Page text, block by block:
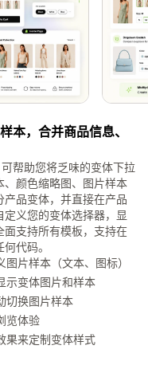
本，合并商品信息、
帮助您将乏味的变体下拉
颜色缩略图、图片样本
品变体，并直接在产品
义您的变体选择器，显
支持所有模板，支持在
代码。
片样本（文本、图标）
示变体图片和样本
切换图片样本
览体验
果来定制变体样式